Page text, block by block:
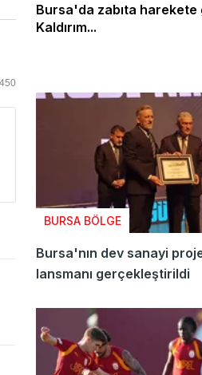
450
Bursa'da zabıta harekete
Kaldırım...
BURSA BÖLGE
Bursa'nın dev sanayi
lansmanı gerçekleştirildi